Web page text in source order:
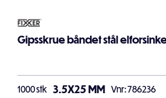
Gipsskrue båndet stål
1000stk 3.5X25 MM Vnr: 786236